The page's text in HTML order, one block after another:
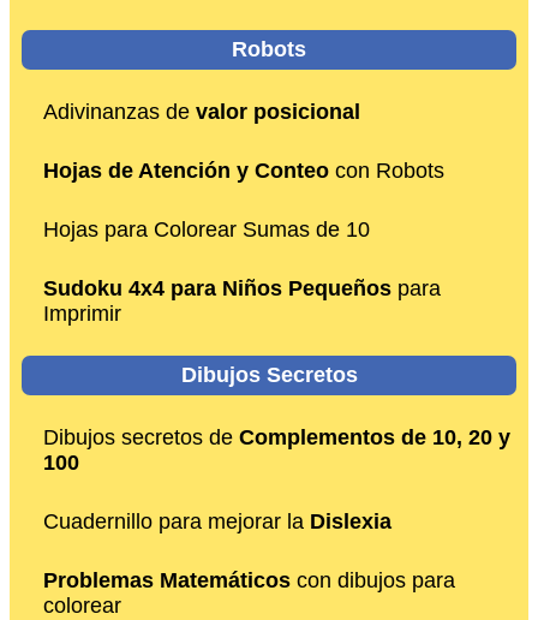
Robots
Adivinanzas de valor posicional
Hojas de Atención y Conteo con Robots
Hojas para Colorear Sumas de 10
Sudoku 4x4 para Niños Pequeños para
Imprimir
Dibujos Secretos
Dibujos secretos de Complementos de 10, 20 y
100
Cuadernillo para mejorar la Dislexia
Problemas Matemáticos con dibujos para
colorear